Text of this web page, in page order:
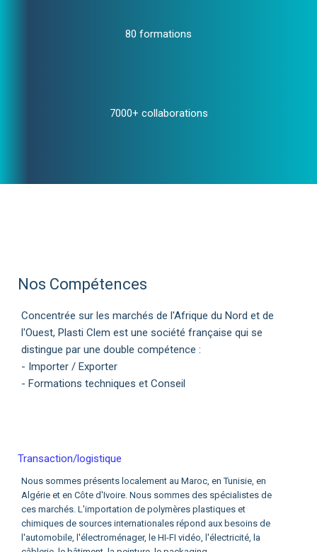
80 formations
7000+ collaborations
Nos Compétences
Concentrée sur les marchés de l'Afrique du Nord et de
l'Ouest, Plasti Clem est une société française qui se
distingue par une double compétence :
- Importer / Exporter
- Formations techniques et Conseil
Transaction/logistique
Nous sommes présents localement au Maroc, en Tunisie, en
Algérie et en Côte d'Ivoire. Nous sommes des spécialistes de
ces marchés. L'importation de polymères plastiques et
chimiques de sources internationales répond aux besoins de
l'automobile, l'électroménager, le HI-FI vidéo, l'électricité, la